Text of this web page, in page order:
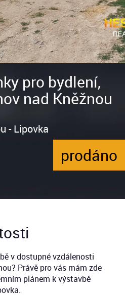
pro bydlení,
nad Kněžnou
- Lipovka
prodáno
v dostupné vzdálenosti
Právě pro vás mám zde
plánem k výstavbě